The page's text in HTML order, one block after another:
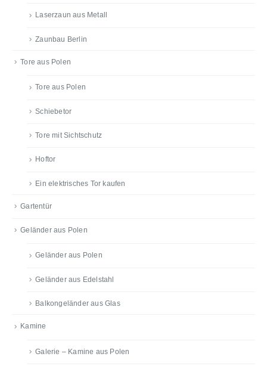
Laserzaun aus Metall
Zaunbau Berlin
Tore aus Polen
Tore aus Polen
Schiebetor
Tore mit Sichtschutz
Hoftor
Ein elektrisches Tor kaufen
Gartentür
Geländer aus Polen
Geländer aus Polen
Geländer aus Edelstahl
Balkongeländer aus Glas
Kamine
Galerie – Kamine aus Polen